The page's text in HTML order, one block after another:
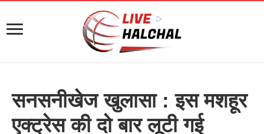
सनसनीखेज खुलासा : इस मशहूर
एक्ट्रेस की दो बार लूटी गई